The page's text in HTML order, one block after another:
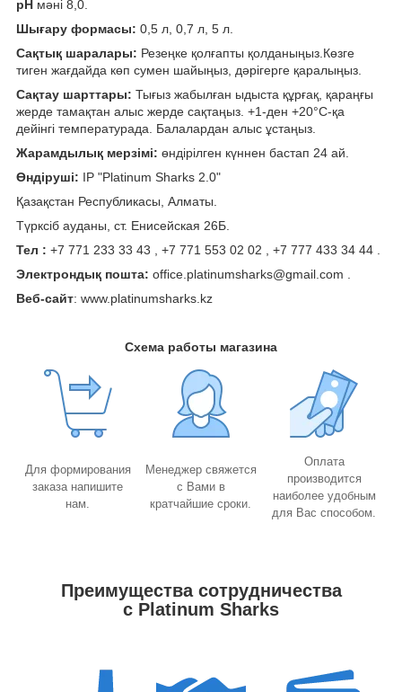
рН мәні 8,0.
Шығару формасы: 0,5 л, 0,7 л, 5 л.
Сақтық шаралары: Резеңке қолғапты қолданыңыз.Көзге
тиген жағдайда көп сумен шайыңыз, дәрігерге қаралыңыз.
Сақтау шарттары: Тығыз жабылған ыдыста құрғақ, қараңғы
жерде тамақтан алыс жерде сақтаңыз. +1-ден +20°С-қа
дейінгі температурада. Балалардан алыс ұстаңыз.
Жарамдылық мерзімі: өндірілген күннен бастап 24 ай.
Өндіруші: IP "Platinum Sharks 2.0"
Қазақстан Республикасы, Алматы.
Түрксіб ауданы, ст. Енисейская 26Б.
Тел : +7 771 233 33 43 , +7 771 553 02 02 , +7 777 433 34 44 .
Электрондық пошта: office.platinumsharks@gmail.com .
Веб-сайт: www.platinumsharks.kz
Схема работы магазина
Для формирования
заказа напишите
нам.
Менеджер свяжется
с Вами в
кратчайшие сроки.
Оплата
производится
наиболее удобным
для Вас способом.
Преимущества сотрудничества
с Platinum Sharks